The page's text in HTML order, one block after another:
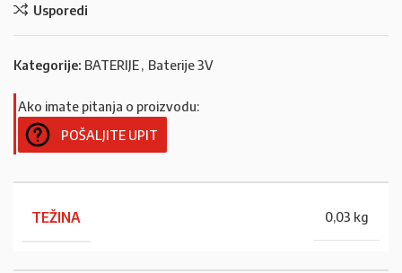
Usporedi
Kategorije: BATERIJE, Baterije 3V
Ako imate pitanja o proizvodu:
POŠALJITE UPIT
TEŽINA 0,03 kg